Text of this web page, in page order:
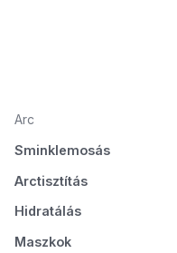
Arc
Sminklemosás
Arctisztítás
Hidratálás
Maszkok